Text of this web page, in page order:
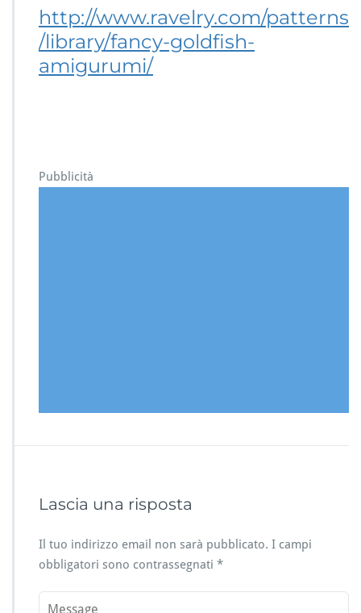
http://www.ravelry.com/patterns
/library/fancy-goldfish-
amigurumi/
Pubblicità
Lascia una risposta
Il tuo indirizzo email non sarà pubblicato. I campi
obbligatori sono contrassegnati *